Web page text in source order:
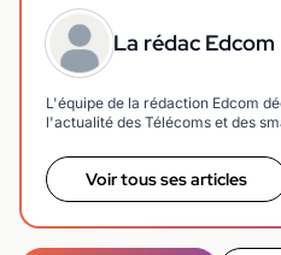
La rédac Edcom
L'équipe de la rédaction Edcom
l'actualité des Télécoms et des
Voir tous ses articles